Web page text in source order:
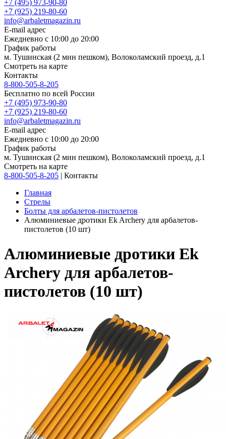
+7 (495) 973-90-80
+7 (925) 219-80-60
info@arbaletmagazin.ru
E-mail адрес
Ежедневно с 10:00 до 20:00
График работы
м. Тушинская (2 мин пешком), Волоколамский проезд, д.1
Смотреть на карте
Контакты
8-800-505-8-205
Бесплатно по всей России
+7 (495) 973-90-80
+7 (925) 219-80-60
info@arbaletmagazin.ru
E-mail адрес
Ежедневно с 10:00 до 20:00
График работы
м. Тушинская (2 мин пешком), Волоколамский проезд, д.1
Смотреть на карте
8-800-505-8-205 | Контакты
Главная
Стрелы
Болты для арбалетов-пистолетов
Алюминиевые дротики Ek Archery для арбалетов-
пистолетов (10 шт)
Алюминиевые дротики Ek
Archery для арбалетов-
пистолетов (10 шт)